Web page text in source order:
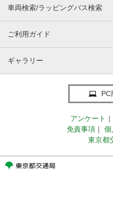
車両検索/ラッピングバス検索
ご利用ガイド
ギャラリー
PC
アンケート ｜
免責事項 ｜
個
東京都